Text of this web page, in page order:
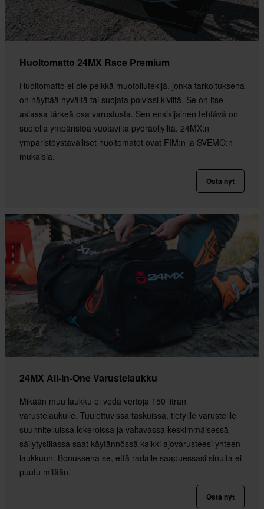
Huoltomatto 24MX Race Premium
Huoltomatto ei ole pelkkä muotoilutekijä, jonka tarkoituksena
on näyttää hyvältä tai suojata polviasi kiviltä. Se on itse
asiassa tärkeä osa varustusta. Sen ensisijainen tehtävä on
suojella ympäristöä vuotavilta pyöräöljyiltä. 24MX:n
ympäristöystävälliset huoltomatot ovat FIM:n ja SVEMO:n
mukaisia.
Osta nyt
24MX All-In-One Varustelaukku
Mikään muu laukku ei vedä vertoja 150 litran
varustelaukulle. Tuulettuvissa taskuissa, tietyille varusteille
suunnitelluissa lokeroissa ja valtavassa keskimmäisessä
säilytystilassa saat käytännössä kaikki ajovarusteesi yhteen
laukkuun. Bonuksena se, että radalle saapuessasi sinulta ei
puutu mitään.
Osta nyt